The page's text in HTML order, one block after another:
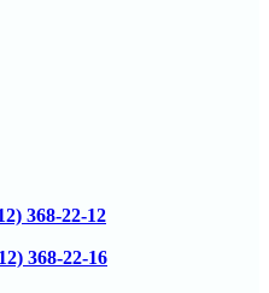
368-22-12
368-22-16